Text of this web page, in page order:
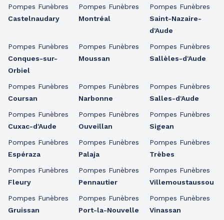
Pompes Funèbres
Castelnaudary
Pompes Funèbres
Conques-sur-
Orbiel
Pompes Funèbres
Coursan
Pompes Funèbres
Cuxac-d'Aude
Pompes Funèbres
Espéraza
Pompes Funèbres
Fleury
Pompes Funèbres
Gruissan
Pompes Funèbres
Montréal
Pompes Funèbres
Moussan
Pompes Funèbres
Narbonne
Pompes Funèbres
Ouveillan
Pompes Funèbres
Palaja
Pompes Funèbres
Pennautier
Pompes Funèbres
Port-la-Nouvelle
Pompes Funèbres
Saint-Nazaire-
d'Aude
Pompes Funèbres
Sallèles-d'Aude
Pompes Funèbres
Salles-d'Aude
Pompes Funèbres
Sigean
Pompes Funèbres
Trèbes
Pompes Funèbres
Villemoustaussou
Pompes Funèbres
Vinassan